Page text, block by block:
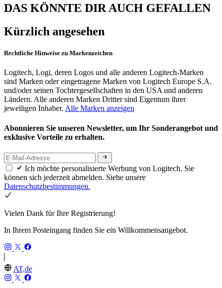
DAS KÖNNTE DIR AUCH GEFALLEN
Kürzlich angesehen
Rechtliche Hinweise zu Markenzeichen
Logitech, Logi, deren Logos und alle anderen Logitech-Marken
sind Marken oder eingetragene Marken von Logitech Europe S.A.
und/oder seinen Tochtergesellschaften in den USA und anderen
Ländern. Alle anderen Marken Dritter sind Eigentum ihrer
jeweiligen Inhaber. Alle Marken anzeigen
Abonnieren Sie unseren Newsletter, um Ihr Sonderangebot und
exklusive Vorteile zu erhalten.
Ich möchte personalisierte Werbung von Logitech. Sie
können sich jederzeit abmelden. Siehe unsere
Datenschutzbestimmungen.
Vielen Dank für Ihre Registrierung!
In Ihrem Posteingang finden Sie ein Willkommensangebot.
AT,de